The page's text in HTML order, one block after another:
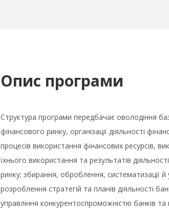
Опис програми
Структура програми передбачає оволодіння
фінансового ринку, організації діяльності
процесів використання фінансових ресурсів,
їхнього використання та результатів
ринку; збирання, оброблення, систематизації й
розроблення стратегій та планів діяльності
управління конкурентоспроможністю банків